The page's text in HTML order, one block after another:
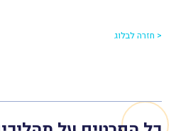
< חזרה לבלוג